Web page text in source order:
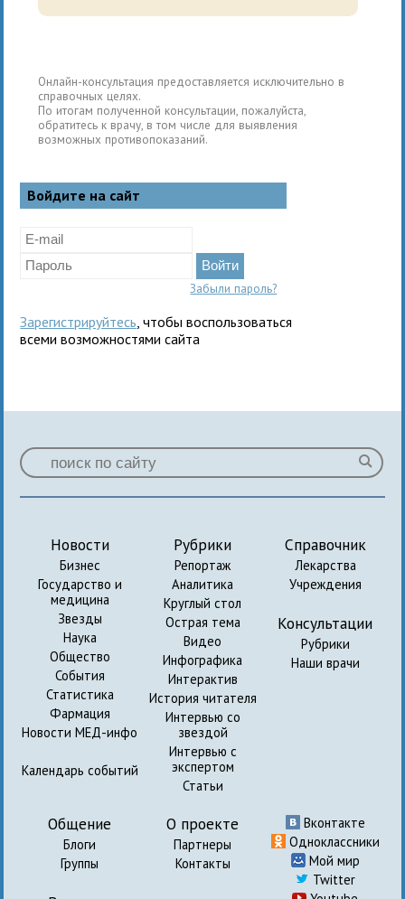
Онлайн-консультация предоставляется исключительно в
справочных целях.
По итогам полученной консультации, пожалуйста,
обратитесь к врачу, в том числе для выявления
возможных противопоказаний.
Войдите на сайт
Забыли пароль?
Зарегистрируйтесь , чтобы воспользоваться
всеми возможностями сайта
Новости
Бизнес
Государство и
медицина
Звезды
Наука
Общество
События
Статистика
Фармация
Новости МЕД-инфо
Календарь событий
Рубрики
Репортаж
Аналитика
Круглый стол
Острая тема
Видео
Инфографика
Интерактив
История читателя
Интервью со
звездой
Интервью с
экспертом
Статьи
Справочник
Лекарства
Учреждения
Консультации
Рубрики
Наши врачи
Общение
Блоги
Группы
О проекте
Партнеры
Контакты
Вконтакте
Одноклассники
Мой мир
Twitter